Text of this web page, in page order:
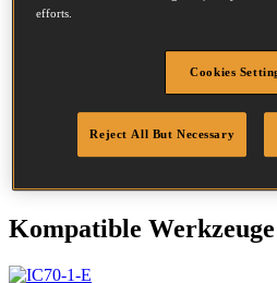
Durchmesser
Beschichtung
Blank
Menge/Karton 9000
DoP
DOP-EU_25_RLB
Kompatible Werkzeuge
efforts.
Cookies
Reject All But Necessary